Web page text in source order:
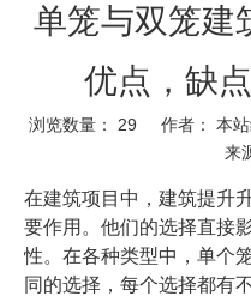
单笼与双笼建
优点，缺
浏览数量： 29 作者： 本
来
在建筑项目中，建筑提升
要作用。他们的选择直接
性。在各种类型中，单个
同的选择，每个选择都有